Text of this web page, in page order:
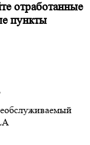
отработанные
пункты